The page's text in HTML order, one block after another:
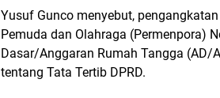
Yusuf Gunco menyebut,
Pemuda dan Olahraga (Permenpora)
Dasar/Anggaran Rumah Tangga (AD/
tentang Tata Tertib DPRD.